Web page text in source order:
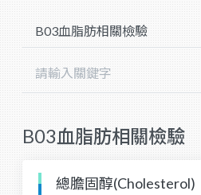
B03血脂肪相關檢驗
總膽固醇(Cholesterol)